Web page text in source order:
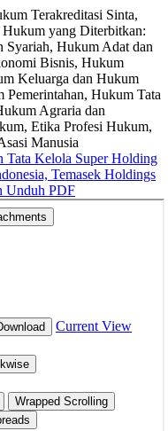
Terakreditasi Sinta,
yang Diterbitkan:
Syariah, Hukum Adat dan
Bisnis, Hukum
Keluarga dan Hukum
Hukum Tata
Agraria dan
Etika Profesi Hukum,
Manusia
Tata Kelola Super Holding
Temasek Holdings
Unduh PDF